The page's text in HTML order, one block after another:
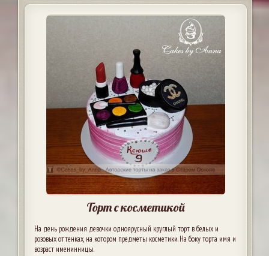
Торт с косметикой
На день рождения девочки одноярусный круглый торт в белых и
розовых оттенках, на котором предметы косметики. На боку торта имя и
возраст именинницы.